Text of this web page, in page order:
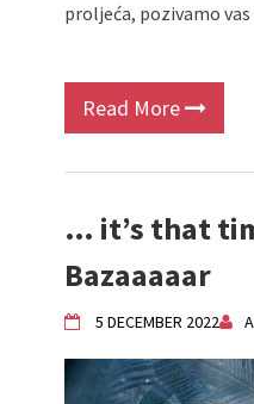
proljeća, pozivamo
Read More
… it’s that
Bazaaaaar
5 DECEMBER 2022